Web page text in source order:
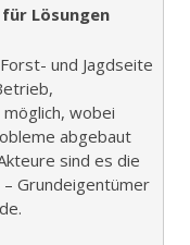
Lösungen
und Jagdseite
wobei
abgebaut
sind es die
Grundeigentümer